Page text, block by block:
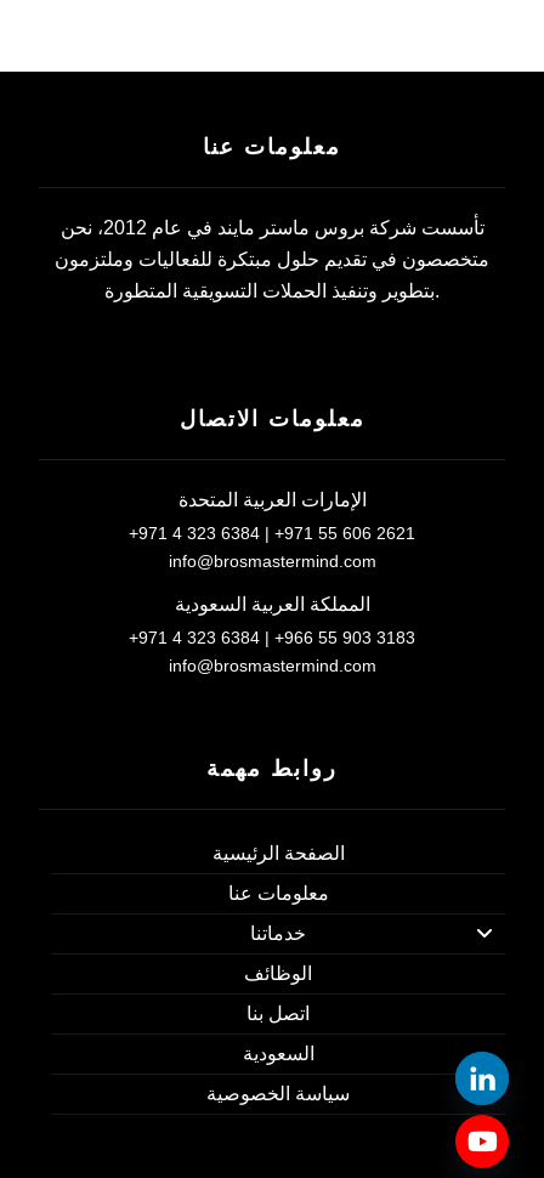
معلومات عنا
تأسست شركة بروس ماستر مايند في عام 2012، نحن
متخصصون في تقديم حلول مبتكرة للفعاليات وملتزمون
بتطوير وتنفيذ الحملات التسويقية المتطورة.
معلومات الاتصال
الإمارات العربية المتحدة
+971 4 323 6384 | +971 55 606 2621
info@brosmastermind.com
المملكة العربية السعودية
+971 4 323 6384 | +966 55 903 3183
info@brosmastermind.com
روابط مهمة
الصفحة الرئيسية
معلومات عنا
خدماتنا
الوظائف
اتصل بنا
السعودية
سياسة الخصوصية